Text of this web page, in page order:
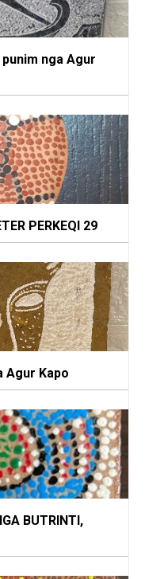
nga Agur
PERKEQI 29
Agur Kapo
BUTRINTI,